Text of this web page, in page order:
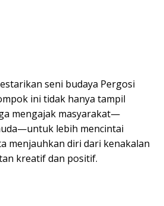
seni budaya Pergosi
ini tidak hanya tampil
mengajak masyarakat—
lebih mencintai
menjauhkan diri dari kenakalan
kreatif dan positif.